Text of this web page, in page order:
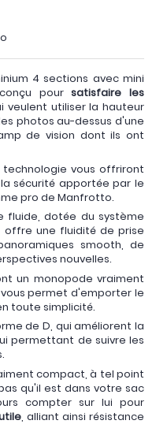
4 sections avec mini
poursatisfaire les
veulent utiliser la hauteur
photos au-dessus d'une
de vision dont ils ont
vous offriront
sécurité apportée par le
pro de Manfrotto.
fluide, dotée du système
offre une fluidité de prise
smooth, de
nouvelles.
un monopode vraiment
permet d'emporter le
toute simplicité.
de D, qui améliorent la
permettant de suivre les
compact, à tel point
qu'il est dans votre sac
compter sur lui pour
, alliant ainsi résistance